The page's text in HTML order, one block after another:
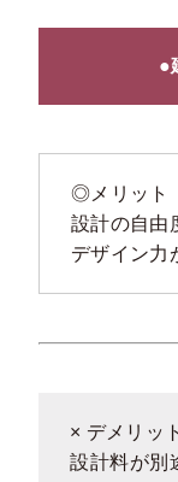
●
◎メリット
設計の自由
デザイン力
× デメリット
設計料が別